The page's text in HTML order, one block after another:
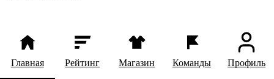
Главная Рейтинг Магазин Команды Профиль